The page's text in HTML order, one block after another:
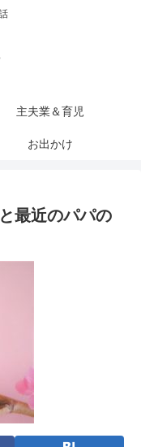
主夫業＆育児
お出かけ
最近のパパの